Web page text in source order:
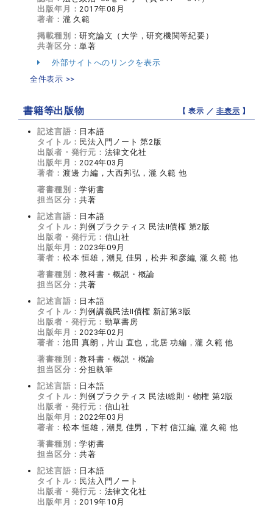
出版年月：2017年08月
著者： 瀧 久範
掲載種別：研究論文（大学，研究機関等紀要）
共著区分：単著
外部サイトへのリンクを表示
全件表示 >>
書籍等出版物 【 表示 ／非表示 】
記述言語： 日本語
タイトル： 民法入門ノート 第2版
出版者・発行元： 法律文化社
出版年月：2024年03月
著者： 渡邊 力編，大西邦弘，瀧 久範 他
著書種別：学術書
担当区分：共著
記述言語： 日本語
タイトル： 判例プラクティス 民法Ⅱ債権 第2版
出版者・発行元： 信山社
出版年月：2023年09月
著者： 松本 恒雄，潮見 佳男，松井 和彦編, 瀧 久範 他
著書種別：教科書・概説・概論
担当区分：共著
記述言語： 日本語
タイトル： 判例講義民法Ⅱ債権 新訂第3版
出版者・発行元： 勁草書房
出版年月：2023年02月
著者： 池田 真朗，片山 直也，北居 功編，瀧 久範 他
著書種別：教科書・概説・概論
担当区分：分担執筆
記述言語： 日本語
タイトル： 判例プラクティス 民法Ⅰ総則・物権 第2版
出版者・発行元： 信山社
出版年月：2022年03月
著者： 松本 恒雄，潮見 佳男，下村 信江編, 瀧 久範 他
著書種別：学術書
担当区分：共著
記述言語： 日本語
タイトル： 民法入門ノート
出版者・発行元： 法律文化社
出版年月：2019年10月